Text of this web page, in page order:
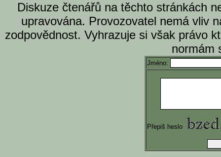
Diskuze čtenářů na těchto stránkách
upravována. Provozovatel nemá vliv
zodpovědnost. Vyhrazuje si však právo
normám
Jméno:
Přepiš heslo